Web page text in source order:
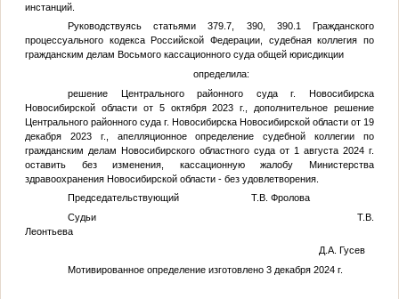
инстанций.
Руководствуясь статьями 379.7, 390, 390.1 Гражданского
процессуального кодекса Российской Федерации, судебная коллегия по
гражданским делам Восьмого кассационного суда общей юрисдикции
определила:
решение Центрального районного суда г. Новосибирска
Новосибирской области от 5 октября 2023 г., дополнительное решение
Центрального районного суда г. Новосибирска Новосибирской области от 19
декабря 2023 г., апелляционное определение судебной коллегии по
гражданским делам Новосибирского областного суда от 1 августа 2024 г.
оставить без изменения, кассационную жалобу Министерства
здравоохранения Новосибирской области - без удовлетворения.
Председательствующий Т.В. Фролова
Судьи Т.В.
Леонтьева
Д.А. Гусев
Мотивированное определение изготовлено 3 декабря 2024 г.